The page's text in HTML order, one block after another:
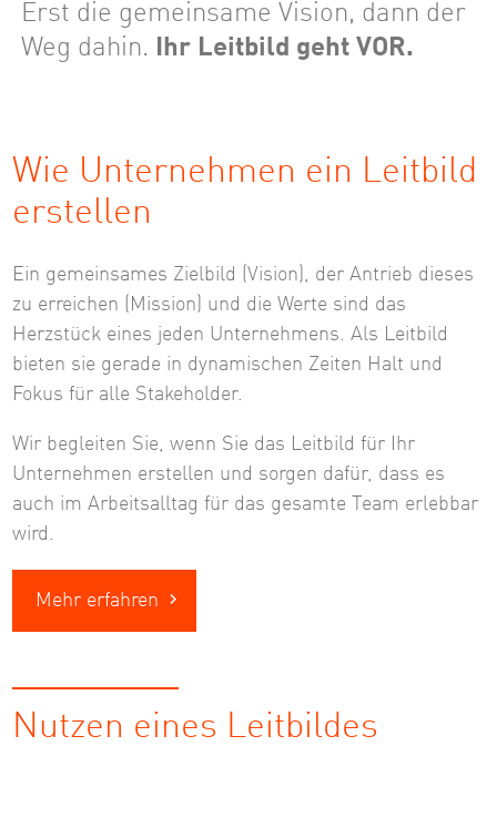
Erst die gemeinsame Vision, dann der
Weg dahin. Ihr Leitbild geht VOR.
Wie Unternehmen ein Leitbild
erstellen
Ein gemeinsames Zielbild (Vision), der Antrieb dieses
zu erreichen (Mission) und die Werte sind das
Herzstück eines jeden Unternehmens. Als Leitbild
bieten sie gerade in dynamischen Zeiten Halt und
Fokus für alle Stakeholder.
Wir begleiten Sie, wenn Sie das Leitbild für Ihr
Unternehmen erstellen und sorgen dafür, dass es
auch im Arbeitsalltag für das gesamte Team erlebbar
wird.
Mehr erfahren
Nutzen eines Leitbildes